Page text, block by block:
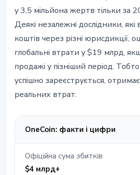
у 3,5 мільйона жертв тільки за
Деякі незалежні дослідники, які
коштів через різні юрисдикції,
глобальні втрати у $19 млрд,
продажі у пізніший період.
успішно зареєструється,
реальних втрат.
OneCoin: факти і цифри
Офіційна сума збитків
$4 млрд+